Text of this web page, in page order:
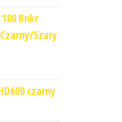
Bnkr
Szary
czarny